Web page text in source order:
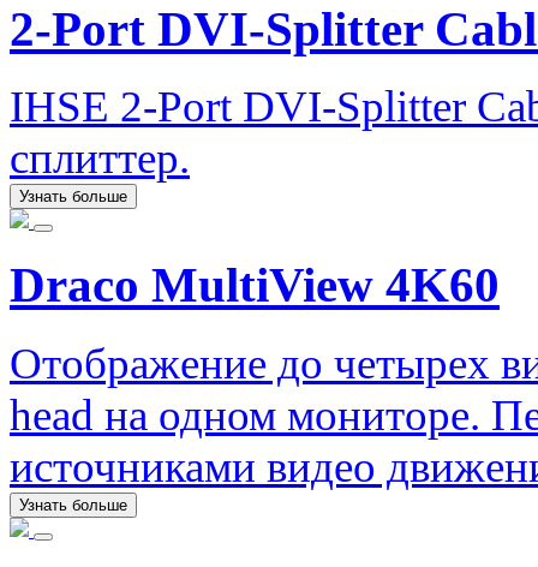
2-Port DVI-Splitter
IHSE 2-Port DVI-Splitter
сплиттер.
Узнать больше
Draco MultiView 4K60
Отображение до четырех
head на одном мониторе.
источниками видео
Узнать больше